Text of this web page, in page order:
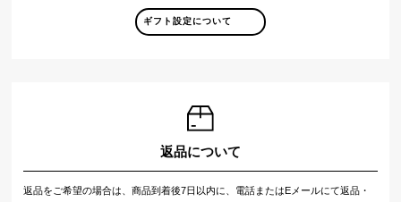
ギフト設定について
返品について
返品をご希望の場合は、商品到着後7日以内に、電話またはEメールにて返品・